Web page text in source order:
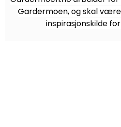
Gardermoen, og skal
inspirasjonskilde